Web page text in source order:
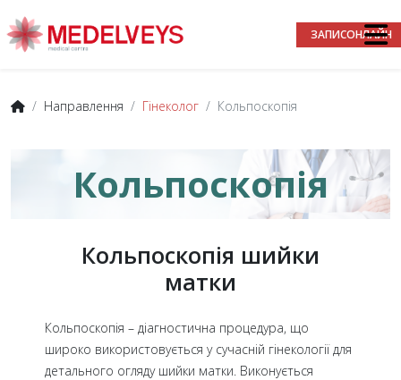
ЗАПИСОНЛАЙН
Направлення Гінеколог Кольпоскопія
Кольпоскопія
Кольпоскопія шийки
матки
Кольпоскопія – діагностична процедура, що
широко використовується у сучасній гінекології для
детального огляду шийки матки. Виконується